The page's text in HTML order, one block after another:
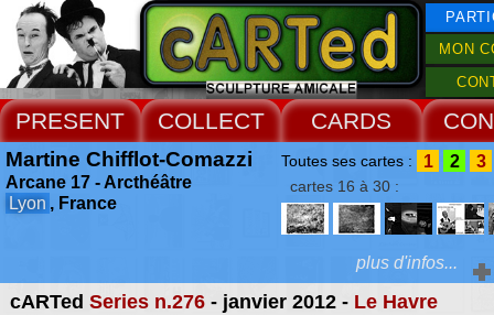
MON
PRESENT COLLECT CARDS
cARTed Series n.276- janvier 2012 - Le Havre
Martine Chifflot-Comazzi
Arcane 17 - Arcthéâtre
Lyon , France
Toutes ses cartes : 1 2 3
cartes 16 à 30 :
Extras :
plus d'infos...